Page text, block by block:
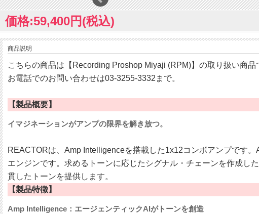
価格:59,400円(税込)
商品説明
こちらの商品は【Recording Proshop Miyaji (RPM)】の取り扱い商品
お電話でのお問い合わせは03-3255-3332まで。
【製品概要】
イマジネーションがアンプの限界を解き放つ。
REACTORは、Amp Intelligenceを搭載した1x12コンボアンプです
エンジンです。求めるトーンに応じたシグナル・チェーンを作成し
貫したトーンを提供します。
【製品特徴】
Amp Intelligence：エージェンティックAIがトーンを創造